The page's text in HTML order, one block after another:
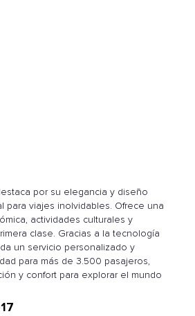
por su elegancia y diseño
para viajes inolvidables. Ofrece una
actividades culturales y
clase. Gracias a la tecnología
un servicio personalizado y
para más de 3.500 pasajeros,
y confort para explorar el mundo